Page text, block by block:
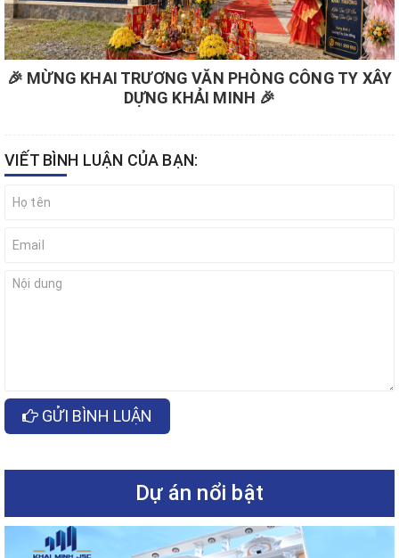
🎉 MỪNG KHAI TRƯƠNG VĂN PHÒNG CÔNG TY XÂY
DỰNG KHẢI MINH 🎉
VIẾT BÌNH LUẬN CỦA BẠN:
GỬI BÌNH LUẬN
Dự án nổi bật